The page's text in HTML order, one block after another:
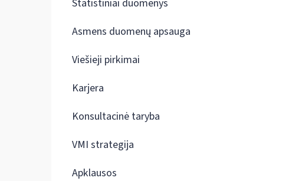
Statistiniai duomenys
Asmens duomenų apsauga
Viešieji pirkimai
Karjera
Konsultacinė taryba
VMI strategija
Apklausos